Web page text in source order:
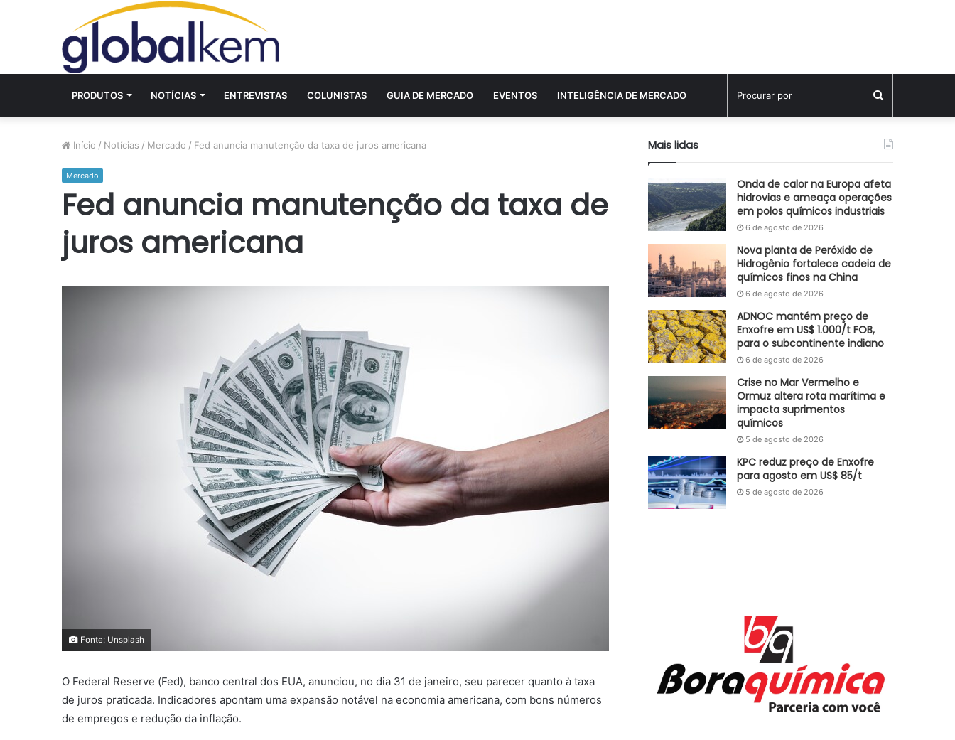
PRODUTOS NOTÍCIAS ENTREVISTAS COLUNISTAS GUIA DE MERCADO EVENTOS INTELIGÊNCIA DE MERCADO
por
Início / Notícias / Mercado / Fed anuncia manutenção da taxa de juros americana
Mercado
Fed anuncia manutenção da taxa de
juros americana
Fonte: Unsplash
O Federal Reserve (Fed), banco central dos EUA, anunciou, no dia 31 de janeiro, seu parecer quanto à taxa
de juros praticada. Indicadores apontam uma expansão notável na economia americana, com bons números
de empregos e redução da inflação.
Mais lidas
Onda de calor na Europa afeta
hidrovias e ameaça operações
em polos químicos industriais
6 de agosto de 2026
Nova planta de Peróxido de
Hidrogênio fortalece cadeia de
químicos finos na China
6 de agosto de 2026
ADNOC mantém preço de
Enxofre em US$ 1.000/t FOB,
para o subcontinente indiano
6 de agosto de 2026
Crise no Mar Vermelho e
Ormuz altera rota marítima e
impacta suprimentos
químicos
5 de agosto de 2026
KPC reduz preço de Enxofre
para agosto em US$ 85/t
5 de agosto de 2026